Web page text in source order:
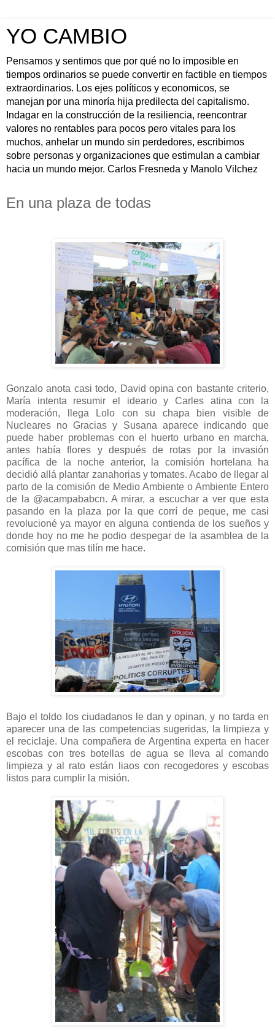
YO CAMBIO
Pensamos y sentimos que por qué no lo imposible en
tiempos ordinarios se puede convertir en factible en tiempos
extraordinarios. Los ejes políticos y economicos, se
manejan por una minoría hija predilecta del capitalismo.
Indagar en la construcción de la resiliencia, reencontrar
valores no rentables para pocos pero vitales para los
muchos, anhelar un mundo sin perdedores, escribimos
sobre personas y organizaciones que estimulan a cambiar
hacia un mundo mejor. Carlos Fresneda y Manolo Vilchez
En una plaza de todas
Gonzalo anota casi todo, David opina con bastante criterio,
María intenta resumir el ideario y Carles atina con la
moderación, llega Lolo con su chapa bien visible de
Nucleares no Gracias y Susana aparece indicando que
puede haber problemas con el huerto urbano en marcha,
antes había flores y después de rotas por la invasión
pacífica de la noche anterior, la comisión hortelana ha
decidió allá plantar zanahorias y tomates. Acabo de llegar al
parto de la comisión de Medio Ambiente o Ambiente Entero
de la @acampababcn. A mirar, a escuchar a ver que esta
pasando en la plaza por la que corrí de peque, me casi
revolucioné ya mayor en alguna contienda de los sueños y
donde hoy no me he podio despegar de la asamblea de la
comisión que mas tilín me hace.
Bajo el toldo los ciudadanos le dan y opinan, y no tarda en
aparecer una de las competencias sugeridas, la limpieza y
el reciclaje. Una compañera de Argentina experta en hacer
escobas con tres botellas de agua se lleva al comando
limpieza y al rato están liaos con recogedores y escobas
listos para cumplir la misión.